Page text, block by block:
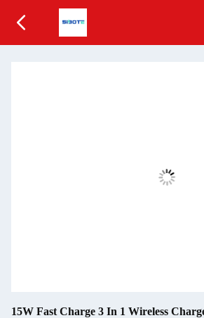
15W Fast Charge 3 In 1 Wireless